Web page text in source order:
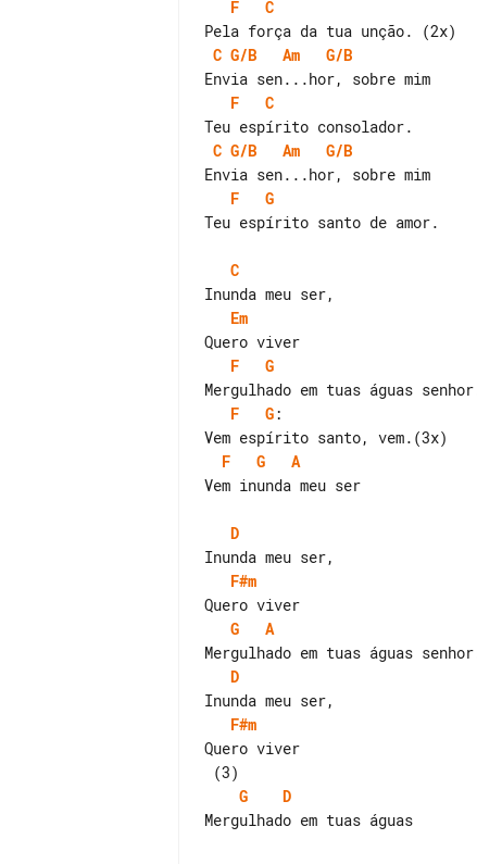
F
C
C G/B Am
G/B
F
C
C G/B Am
G/B
F
G
Teu espírito santo de amor.
C
Em
F
G
F
G:
F
G
A
Vem inunda meu ser
D
F#m
G
A
D
F#m
Quero viver
G
D